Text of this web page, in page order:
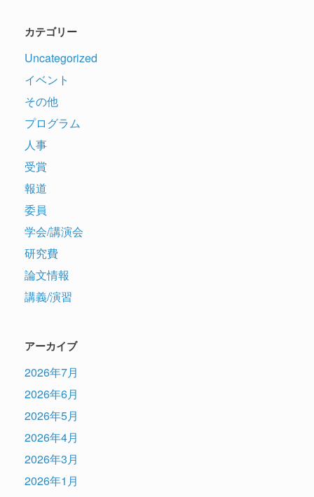
カテゴリー
Uncategorized
イベント
その他
プログラム
人事
受賞
報道
委員
学会/講演会
研究費
論文情報
講義/演習
アーカイブ
2026年7月
2026年6月
2026年5月
2026年4月
2026年3月
2026年1月